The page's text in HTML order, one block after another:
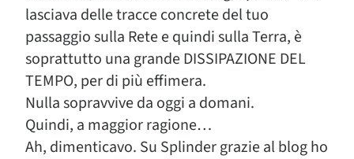
lasciava delle tracce concrete del tuo
passaggio sulla Rete e quindi sulla Terra, è
soprattutto una grande DISSIPAZIONE DEL
TEMPO, per di più effimera.
Nulla sopravvive da oggi a domani.
Quindi, a maggior ragione…
Ah, dimenticavo. Su Splinder grazie al blog ho